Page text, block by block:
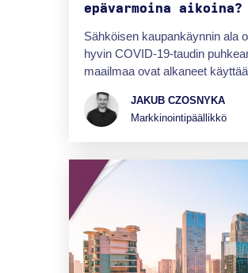
epävarmoina aikoina?
Sähköisen kaupankäynnin ala
hyvin COVID-19-taudin
maailmaa ovat alkaneet
JAKUB CZOSNYKA
Markkinointipäällikkö